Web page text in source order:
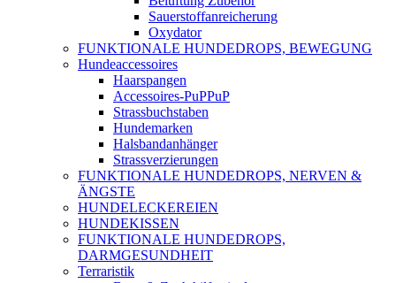
Sauerstoffanreicherung
Oxydator
FUNKTIONALE HUNDEDROPS, BEWEGUNG
Hundeaccessoires
Haarspangen
Accessoires-PuPPuP
Strassbuchstaben
Hundemarken
Halsbandanhänger
Strassverzierungen
FUNKTIONALE HUNDEDROPS, NERVEN &
ÄNGSTE
HUNDELECKEREIEN
HUNDEKISSEN
FUNKTIONALE HUNDEDROPS,
DARMGESUNDHEIT
Terraristik